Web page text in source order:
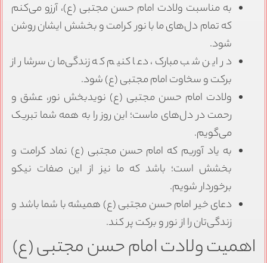
به مناسبت ولادت امام حسن مجتبی (ع)، آرزو می‌کنم
که تمام دل‌های ما با نور کرامت و بخشش ایشان روشن
شود.
در این شب مبارک، دعا کنیم که زندگی‌مان سرشار از
برکت و سخاوت امام مجتبی (ع) شود.
ولادت امام حسن مجتبی (ع) نویدبخش نور، عشق و
رحمت در دل‌های ماست؛ این روز را به همه شما تبریک
می‌گویم.
به یاد آوریم که امام حسن مجتبی (ع) نماد کرامت و
بخشش است؛ باشد که ما نیز از این صفات نیکو
برخوردار شویم.
دعای خیر امام حسن مجتبی (ع) همیشه با شما باشد و
زندگی‌تان را از نور و برکت پر کند.
اهمیت ولادت امام حسن مجتبی (ع)